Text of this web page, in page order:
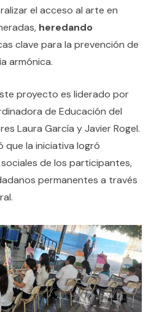
el acceso al arte en
heredando
clave para la prevención de
armónica.
proyecto es liderado por
de Educación del
Laura García y Javier Rogel.
la iniciativa logró
de los participantes,
permanentes a través